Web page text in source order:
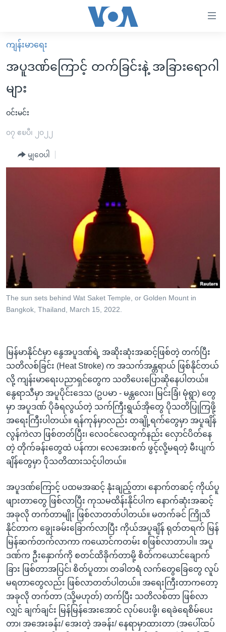
လွယ်ကူ
စေ
Link
များ
ပင်မ
စာမျက်နှာ
ကျော်
ကြည့်
ရန်
နေရာ
သို့
ကျော်
ရန်
မူလစာမျက်နှာ
မြန်မာ
ကမ္ဘာ့သတင်းများ
နိုင်ငံတကာ
အစ္စရေး-ပါလက်စတိုင်း
ဗွီဒီယို
အင်္ဂလိပ်စာလေ့လာမယ်
ရုပ်ရှင်ထဲက အင်္ဂလိပ်စာ
သုတပဒေသာ အင်္ဂလိပ်စာ
ရေဒီယိုနှင့်ရုပ်သံ အချက်အလက်များ
ရေဒီယို/တီဗွီအစီအစဉ်
ဗွီအိုအေ လူမှုကွန်ယက်များ
ကျန်းမာရေး
အပူဒဏ်ကြောင့် တက်ခြင်းနဲ့ အခြားရောဂါ
များ
ဝင်းမင်း
၀၇ ဧၿပီ၊ ၂၀၂၂
မျှဝေပါ
The sun sets behind Wat Saket Temple, or Golden Mount in
Bangkok, Thailand, March 15, 2022.
မြန်မာနိုင်ငံမှာ နွေအပူဒဏ်ရဲ့ အဆိုးဆုံးအဆင့်ဖြစ်တဲ့ တက်ပြီး
သတိလစ်ခြင်း (Heat Stroke) က အသက်အန္တရာယ် ဖြစ်နိုင်တယ်
လို့ ကျန်းမာရေးပညာရှင်တွေက သတိပေးပြောဆိုနေပါတယ်။
နွေရာသီမှာ အပူပိုင်းဒေသ (ဥပမာ - မန္တလေး၊ မြင်းခြံ၊ မုံရွာ) တွေ
မှာ အပူဒဏ် ပိုခံရလွယ်တဲ့ သက်ကြီးရွယ်အိုတွေ ပိုသတိပြုကြဖို့
အရေးကြီးပါတယ်။ ရန်ကုန်မှာလည်း တချို့ရက်တွေမှာ အပူချိန်
လွန်ကဲလာ ဖြစ်တတ်ပြီး၊ လေဝင်လေထွက်နည်း လှောင်ပိတ်နေ
တဲ့ တိုက်ခန်းတွေထဲ ပန်ကာ၊ လေအေးစက် ဖွင့်လို့မရတဲ့ မီးပျက်
ချိန်တွေမှာ ပိုသတိထားသင့်ပါတယ်။
အပူဒဏ်ကြောင့် ပထမအဆင့် နုံးချည့်တာ၊ နောက်တဆင့် ကိုယ်ပူ
ဖျားတာတွေ ဖြစ်လာပြီး ကုသမထိန်းနိုင်ပါက နောက်ဆုံးအဆင့်
အခုလို တက်တာမျိုး ဖြစ်လာတတ်ပါတယ်။ မတက်ခင် ကြိုသိ
နိုင်တာက ချွေးခမ်းခြောက်လာပြီး ကိုယ်အပူချိန် ရုတ်တရက် မြန်
မြန်ဆက်တက်လာကာ ကယောင်ကတမ်း စဖြစ်လာတာပါ။ အပူ
ဒဏ်က ဦးနှောက်ကို စတင်ထိခိုက်တာမို့ စိတ်ကယောင်ချောက်
ခြား ဖြစ်တာအပြင်၊ စိတ်ပူတာ၊ တခါတရံ လက်တွေခြေတွေ လူပ်
မရတာတွေလည်း ဖြစ်လာတတ်ပါတယ်။ အရေးကြီးတာကတော့
အခုလို တက်တာ (သို့မဟုတ်) တက်ပြီး သတိလစ်တာ ဖြစ်လာ
လျှင် ချက်ချင်း မြန်မြန်အေးအောင် လုပ်ပေးဖို့၊ ရေခဲရေစိမ်ပေး
တာ၊ အအေးခန်း/ အေးတဲ့ အခန်း/ နေရာမှာထားတာ (အပေါ်ထပ်